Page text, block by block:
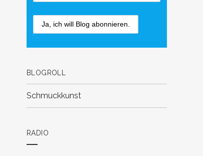
BLOGROLL
Schmuckkunst
RADIO